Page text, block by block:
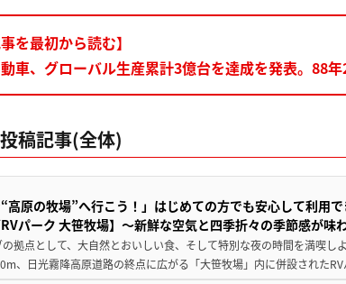
を最初から読む】
動車、グローバル生産累計3億台を達成を発表。88
稿記事(全体)
“高原の牧場”へ行こう！」はじめての方でも安心して利用
RVパーク 大笹牧場】～新鮮な空気と四季折々の季節感が味
拠点として、大自然とおいしい食、そして特別な夜の時間を満喫し
、日光霧降高原道路の終点に広がる「大笹牧場」内に併設された